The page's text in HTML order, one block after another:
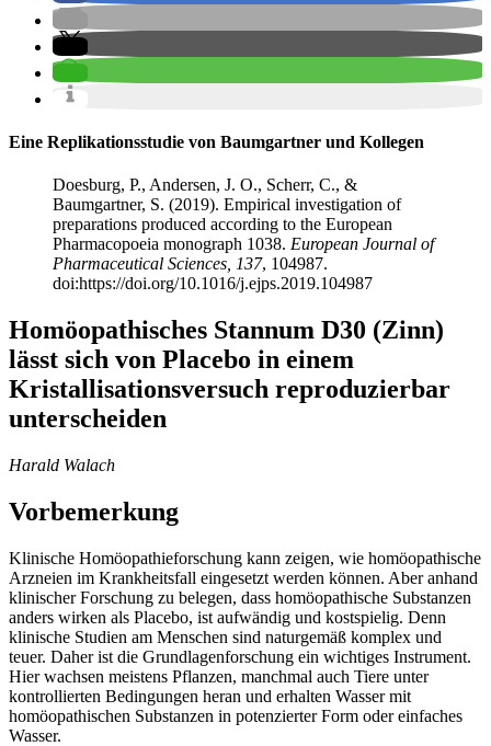
Eine Replikationsstudie von Baumgartner und Kollegen
Doesburg, P., Andersen, J. O., Scherr, C., &
Baumgartner, S. (2019). Empirical investigation of
preparations produced according to the European
Pharmacopoeia monograph 1038. European Journal of
Pharmaceutical Sciences, 137, 104987.
doi:https://doi.org/10.1016/j.ejps.2019.104987
Homöopathisches Stannum D30 (Zinn)
lässt sich von Placebo in einem
Kristallisationsversuch reproduzierbar
unterscheiden
Harald Walach
Vorbemerkung
Klinische Homöopathieforschung kann zeigen, wie homöopathische
Arzneien im Krankheitsfall eingesetzt werden können. Aber anhand
klinischer Forschung zu belegen, dass homöopathische Substanzen
anders wirken als Placebo, ist aufwändig und kostspielig. Denn
klinische Studien am Menschen sind naturgemäß komplex und
teuer. Daher ist die Grundlagenforschung ein wichtiges Instrument.
Hier wachsen meistens Pflanzen, manchmal auch Tiere unter
kontrollierten Bedingungen heran und erhalten Wasser mit
homöopathischen Substanzen in potenzierter Form oder einfaches
Wasser.